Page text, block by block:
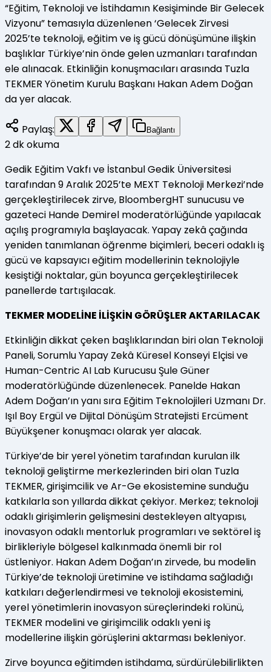
“Eğitim, Teknoloji ve İstihdamın Kesişiminde Bir Gelecek
Vizyonu” temasıyla düzenlenen ‘Gelecek Zirvesi
2025’te teknoloji, eğitim ve iş gücü dönüşümüne ilişkin
başlıklar Türkiye’nin önde gelen uzmanları tarafından
ele alınacak. Etkinliğin konuşmacıları arasında Tuzla
TEKMER Yönetim Kurulu Başkanı Hakan Adem Doğan
da yer alacak.
Paylaş: Bağlantı
2dk okuma
Gedik Eğitim Vakfı ve İstanbul Gedik Üniversitesi
tarafından 9 Aralık 2025’te MEXT Teknoloji Merkezi’nde
gerçekleştirilecek zirve, BloombergHT sunucusu ve
gazeteci Hande Demirel moderatörlüğünde yapılacak
açılış programıyla başlayacak. Yapay zekâ çağında
yeniden tanımlanan öğrenme biçimleri, beceri odaklı iş
gücü ve kapsayıcı eğitim modellerinin teknolojiyle
kesiştiği noktalar, gün boyunca gerçekleştirilecek
panellerde tartışılacak.
TEKMER MODELİNE İLİŞKİN GÖRÜŞLER AKTARILACAK
Etkinliğin dikkat çeken başlıklarından biri olan Teknoloji
Paneli, Sorumlu Yapay Zekâ Küresel Konseyi Elçisi ve
Human-Centric AI Lab Kurucusu Şule Güner
moderatörlüğünde düzenlenecek. Panelde Hakan
Adem Doğan’ın yanı sıra Eğitim Teknolojileri Uzmanı Dr.
Işıl Boy Ergül ve Dijital Dönüşüm Stratejisti Ercüment
Büyükşener konuşmacı olarak yer alacak.
Türkiye’de bir yerel yönetim tarafından kurulan ilk
teknoloji geliştirme merkezlerinden biri olan Tuzla
TEKMER, girişimcilik ve Ar-Ge ekosistemine sunduğu
katkılarla son yıllarda dikkat çekiyor. Merkez; teknoloji
odaklı girişimlerin gelişmesini destekleyen altyapısı,
inovasyon odaklı mentorluk programları ve sektörel iş
birlikleriyle bölgesel kalkınmada önemli bir rol
üstleniyor. Hakan Adem Doğan’ın zirvede, bu modelin
Türkiye’de teknoloji üretimine ve istihdama sağladığı
katkıları değerlendirmesi ve teknoloji ekosistemini,
yerel yönetimlerin inovasyon süreçlerindeki rolünü,
TEKMER modelini ve girişimcilik odaklı yeni iş
modellerine ilişkin görüşlerini aktarması bekleniyor.
Zirve boyunca eğitimden istihdama, sürdürülebilirlikten